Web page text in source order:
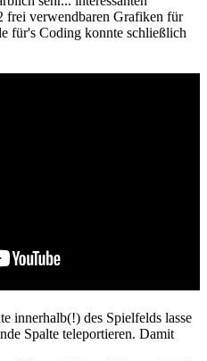
frei verwendbaren Grafiken für
für's Coding konnte schließlich
innerhalb(!) des Spielfelds lasse
Spalte teleportieren. Damit